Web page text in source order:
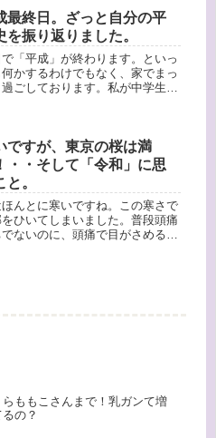
・・。という気持ちがあったの
夢にその友人が出てきたんです
な...
最終日。ざっと自分の平
を振り返りました。
「平成」が終わります。といっ
かするわけでもなく、家でまっ
ごしております。私が中学生の
かも？と思うんですが、やっぱ
ですが、東京の桜は満
・・そして「令和」に思
と。
んとに寒いですね。この寒さで
をひいてしまいました。普段頭痛
ないのに、頭痛で目がさめると
らももこさんまで！乳ガンて増
るの？